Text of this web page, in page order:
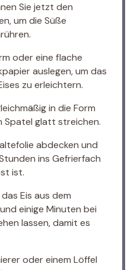
Sie jetzt den
um die Süße
oder eine flache
auslegen, um das
zu erleichtern.
in die Form
Spatel glatt streichen.
abdecken und
ins Gefrierfach
ist.
Eis aus dem
einige Minuten bei
lassen, damit es
oder einem Löffel